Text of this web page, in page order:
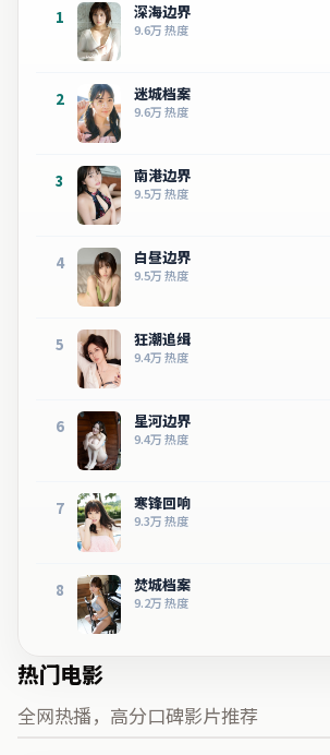
1 深海边界
9.6万热度
2 迷城档案
9.6万热度
3 南港边界
9.5万热度
4 白昼边界
9.5万热度
5 狂潮追缉
9.4万热度
6 星河边界
9.4万热度
7 寒锋回响
9.3万热度
8 焚城档案
9.2万热度
热门电影
全网热播，高分口碑影片推荐